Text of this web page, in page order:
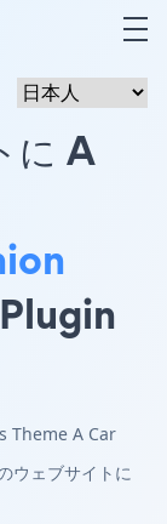
に A
Plugin
Theme A Car
ェブサイトに